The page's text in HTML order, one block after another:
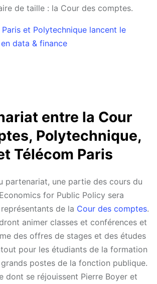
de taille : la Cour des comptes.
Paris et Polytechnique lancent le
data & finance
entre la Cour
Polytechnique,
Télécom Paris
partenariat, une partie des cours du
for Public Policy sera
de la Cour des comptes.
animer classes et conférences et
des offres de stages et des études
pour les étudiants de la formation
postes de la fonction publique.
dont se réjouissent Pierre Boyer et